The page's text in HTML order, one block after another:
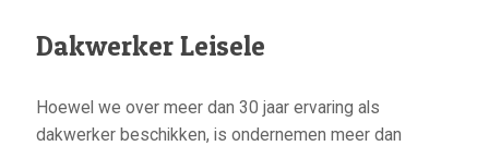
Dakwerker Leisele
Hoewel we over meer dan 30 jaar ervaring als
dakwerker beschikken, is ondernemen meer dan